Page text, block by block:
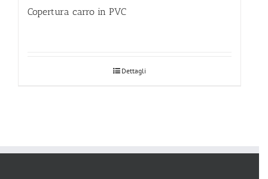
Copertura carro in PVC
Dettagli